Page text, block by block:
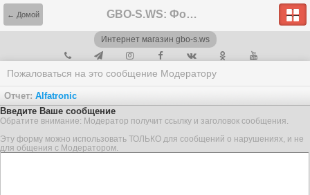
← Домой GBO-S.WS: Форум
Интернет магазин gbo-s.ws
Пожаловаться на это сообщение Модератору
Отчет: Alfatronic
Введите Ваше сообщение
Обратите внимание: Модератор получит ссылку и заголовок сообщения.
Эту форму можно использовать ТОЛЬКО для сообщений о нарушениях, и не
для общения с Модератором.